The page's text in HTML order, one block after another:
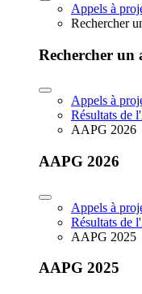
Appels à
Rechercher
Rechercher un
Appels à
Résultats de
AAPG 2026
AAPG 2026
Appels à
Résultats de
AAPG 2025
AAPG 2025